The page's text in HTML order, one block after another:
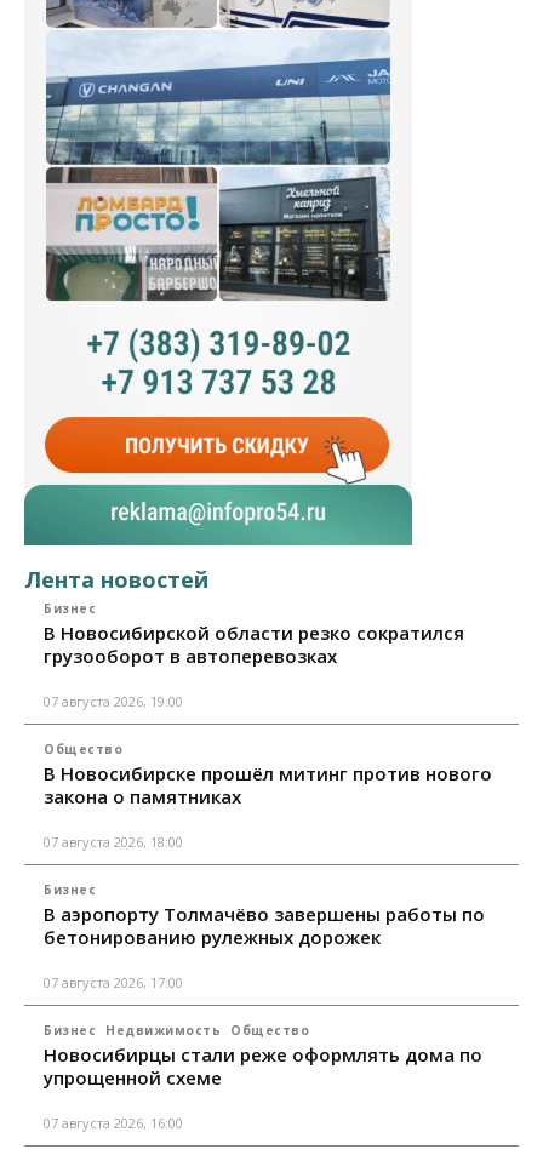
Лента новостей
Бизнес
В Новосибирской области резко сократился
грузооборот в автоперевозках
07 августа 2026, 19:00
Общество
В Новосибирске прошёл митинг против нового
закона о памятниках
07 августа 2026, 18:00
Бизнес
В аэропорту Толмачёво завершены работы по
бетонированию рулежных дорожек
07 августа 2026, 17:00
Бизнес Недвижимость Общество
Новосибирцы стали реже оформлять дома по
упрощенной схеме
07 августа 2026, 16:00